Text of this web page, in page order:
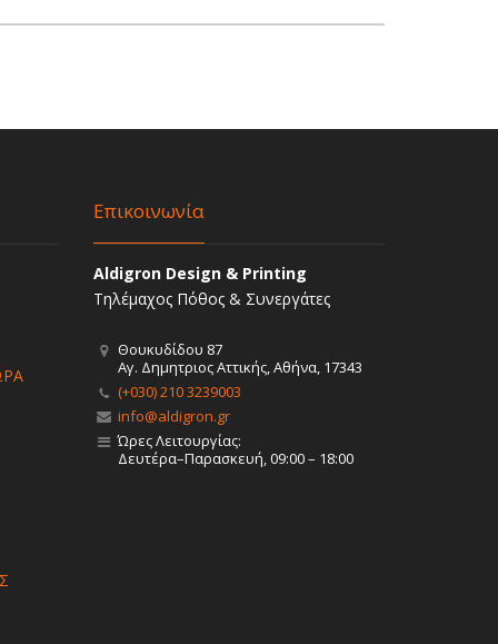
Επικοινωνία
Aldigron Design & Printing
Τηλέμαχος Πόθος & Συνεργάτες
Θουκυδίδου 87
Αγ. Δημητριος Αττικής, Αθήνα, 17343
(+030) 210 3239003
info@aldigron.gr
Ώρες Λειτουργίας:
Δευτέρα–Παρασκευή, 09:00 – 18:00